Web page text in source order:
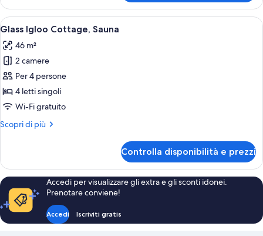
Plus
Cottage,
Sauna
Apri
tutte
le
foto
per
Glass
Igloo
Sauna
Glass Igloo Cottage, Sauna | Tende
7
Glass Igloo Cottage, Sauna
46 m²
2 camere
Per 4 persone
4 letti singoli
Wi-Fi gratuito
Scopri di più
Altri
Igloo
Cottage,
Sauna
Controlla disponibilità e prezzi
Accedi per visualizzare gli extra e gli sconti idonei.
Prenotare conviene!
Accedi Iscriviti gratis